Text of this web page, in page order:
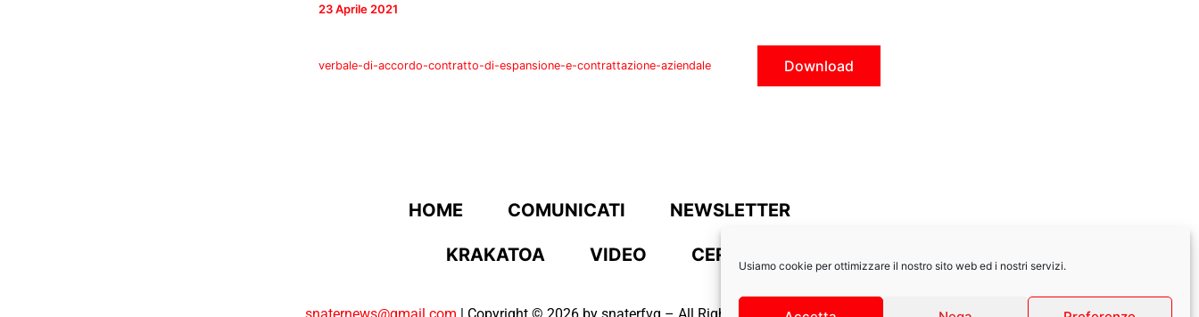
Usiamo cookie per ottimizzare il nostro sito web ed i nostri servizi.
23 Aprile 2021
verbale-di-accordo-contratto-di-espansione-e-contrattazione-aziendale Download
HOME COMUNICATI NEWSLETTER
KRAKATOA VIDEO CERCA